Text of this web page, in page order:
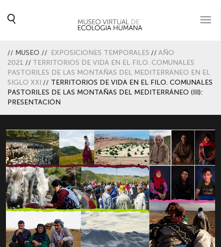
// MUSEO // EXPOSICIONES TEMPORALES // AÑO
2021 // TERRITORIOS DE VIDA EN EL FILO. COMUNALES
PASTORILES DE LAS MONTAÑAS DEL MEDITERRÁNEO EN EL
SIGLO XXI // TERRITORIOS DE VIDA EN EL FILO. COMUNALES
PASTORILES DE LAS MONTAÑAS DEL MEDITERRÁNEO (III):
PRESENTACIÓN